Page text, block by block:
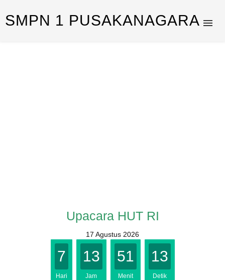
SMPN 1 PUSAKANAGARA
Upacara HUT RI
17 Agustus 2026
7
Hari
13
Jam
51
Menit
13
Detik